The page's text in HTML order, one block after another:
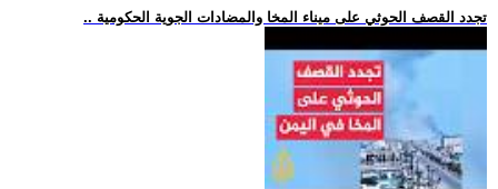
.. تجدد القصف الحوثي على ميناء المخا والمضادات الجوية الحكومية